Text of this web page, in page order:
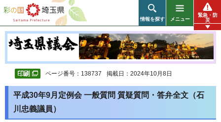
彩の国 埼玉県
情報を探す メニュー
緊急・防
災
ページ番号：138737 掲載日：2024年10月8日
平成30年9月定例会 一般質問 質疑質問・答弁全文（石
川忠義議員）